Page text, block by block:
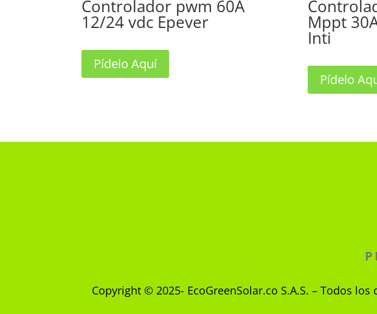
Controlador pwm 60A
12/24 vdc Epever
Pídelo Aquí
Mppt
Inti
Pídelo
Copyright © 2025- EcoGreenSolar.co S.A.S. – Todos